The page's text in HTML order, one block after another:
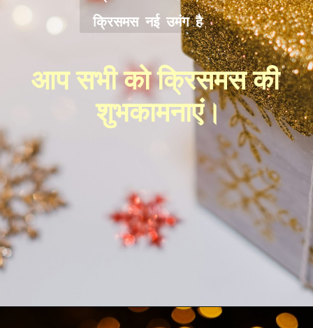
क्रिसमस नई उमंग है
आप सभी को क्रिसमस की
शुभकामनाएं।